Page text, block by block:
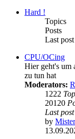
Hard !
Topics
Posts
Last post
CPU/OCing
Hier geht's um
zu tun hat
Moderators:
1222
20120
Last post
by